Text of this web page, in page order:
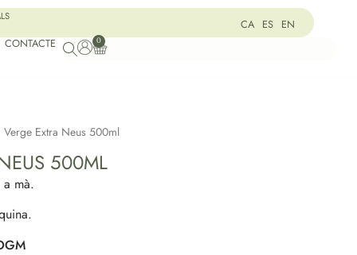
CA ES EN
CONTACTE 0
Extra Neus 500ml
500ML
mà.